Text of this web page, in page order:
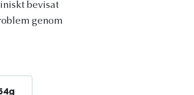
bevisat
genom